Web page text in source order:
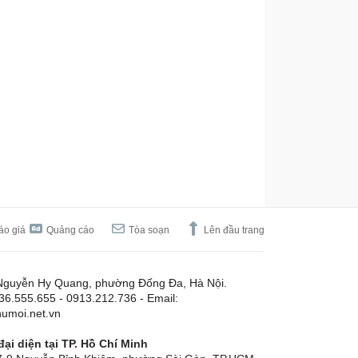
giá Quảng cáo Tòa soạn Lên đầu trang
Hy Quang, phường Đống Đa, Hà Nội.
- 0913.212.736 - Email:
diện tại TP. Hồ Chí Minh